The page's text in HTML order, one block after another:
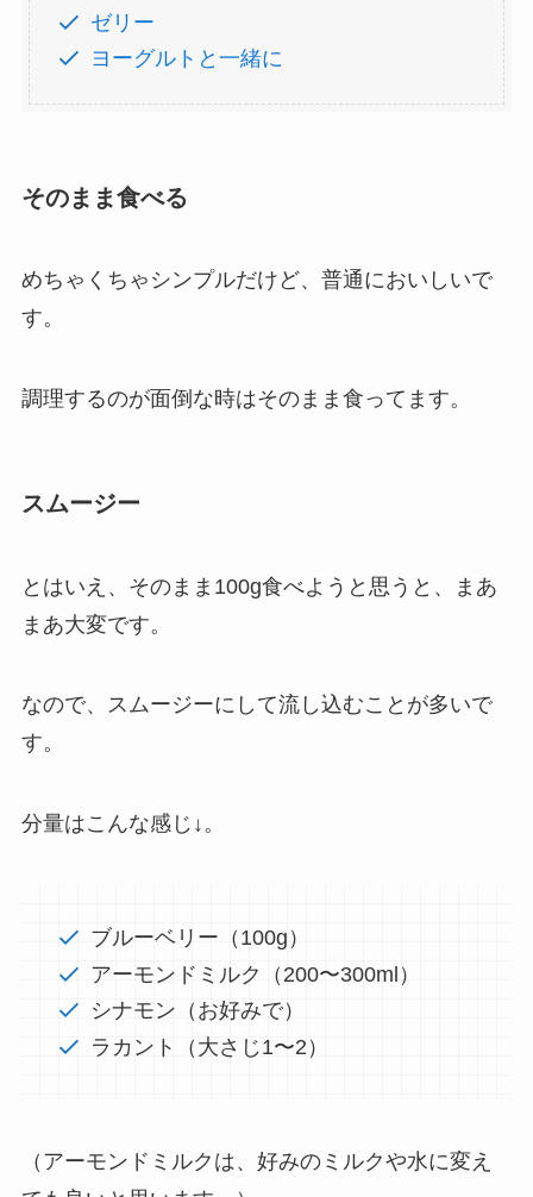
ゼリー
ヨーグルトと一緒に
そのまま食べる
めちゃくちゃシンプルだけど、普通においしいで
す。
調理するのが面倒な時はそのまま食ってます。
スムージー
とはいえ、そのまま100g食べようと思うと、まあ
まあ大変です。
なので、スムージーにして流し込むことが多いで
す。
分量はこんな感じ↓。
ブルーベリー（100g）
アーモンドミルク（200〜300ml）
シナモン（お好みで）
ラカント（大さじ1〜2）
（アーモンドミルクは、好みのミルクや水に変え